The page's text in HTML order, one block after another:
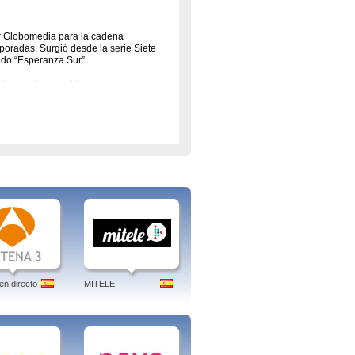
para la cadena
Surgió desde la serie Siete
“Esperanza Sur”.
que utiliza todos los
cualquier dolor físico se encuentra
Cuñados, Hospital Central,
directo MITELE